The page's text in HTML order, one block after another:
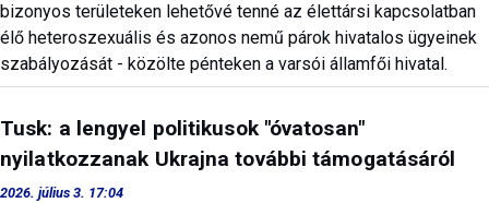
bizonyos területeken lehetővé tenné az élettársi kapcsolatban
élő heteroszexuális és azonos nemű párok hivatalos ügyeinek
szabályozását - közölte pénteken a varsói államfői hivatal.
Tusk: a lengyel politikusok "óvatosan"
nyilatkozzanak Ukrajna további támogatásáról
2026. július 3. 17:04